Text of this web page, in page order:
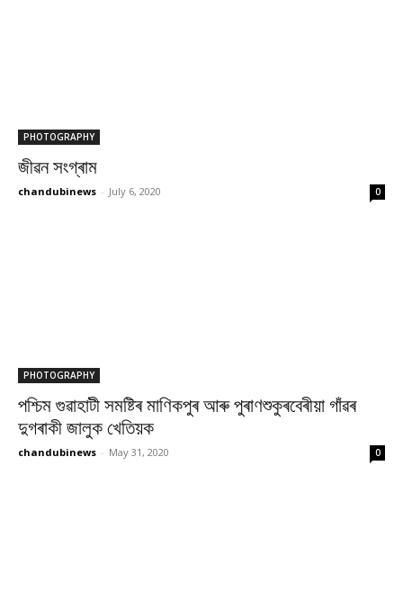
PHOTOGRAPHY
জীৱন সংগ্ৰাম
chandubinews - July 6, 2020 0
PHOTOGRAPHY
পশ্চিম গুৱাহাটী সমষ্টিৰ মাণিকপুৰ আৰু পুৰাণশুকুৰবেৰীয়া গাঁৱৰ
দুগৰাকী জালুক খেতিয়ক
chandubinews - May 31, 2020 0